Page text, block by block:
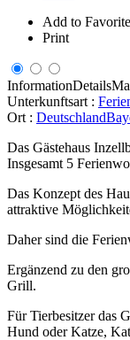
Add to
Print
InformationDetails
Unterkunftsart :
Ort : Deutschland
Das Gästehaus
Insgesamt 5
Das Konzept des
attraktive
Daher sind die
Ergänzend zu den
Grill.
Für Tierbesitzer das
Hund oder Katze,